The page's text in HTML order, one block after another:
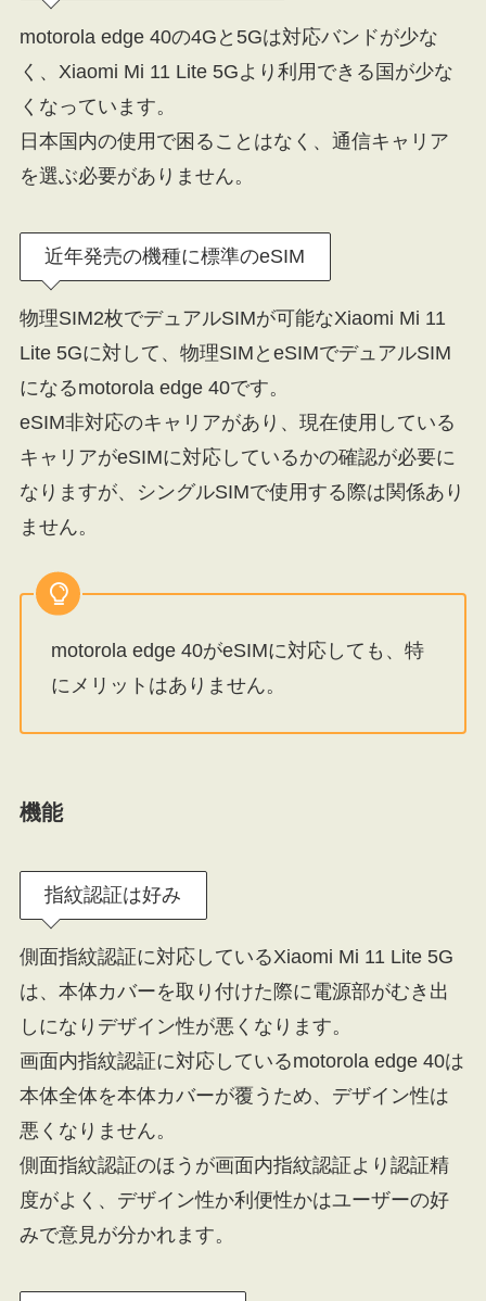
motorola edge 40の4Gと5Gは対応バンドが少な
く、Xiaomi Mi 11 Lite 5Gより利用できる国が少な
くなっています。
日本国内の使用で困ることはなく、通信キャリア
を選ぶ必要がありません。
近年発売の機種に標準のeSIM
物理SIM2枚でデュアルSIMが可能なXiaomi Mi 11
Lite 5Gに対して、物理SIMとeSIMでデュアルSIM
になるmotorola edge 40です。
eSIM非対応のキャリアがあり、現在使用している
キャリアがeSIMに対応しているかの確認が必要に
なりますが、シングルSIMで使用する際は関係あり
ません。
motorola edge 40がeSIMに対応しても、特
にメリットはありません。
機能
指紋認証は好み
側面指紋認証に対応しているXiaomi Mi 11 Lite 5G
は、本体カバーを取り付けた際に電源部がむき出
しになりデザイン性が悪くなります。
画面内指紋認証に対応しているmotorola edge 40は
本体全体を本体カバーが覆うため、デザイン性は
悪くなりません。
側面指紋認証のほうが画面内指紋認証より認証精
度がよく、デザイン性か利便性かはユーザーの好
みで意見が分かれます。